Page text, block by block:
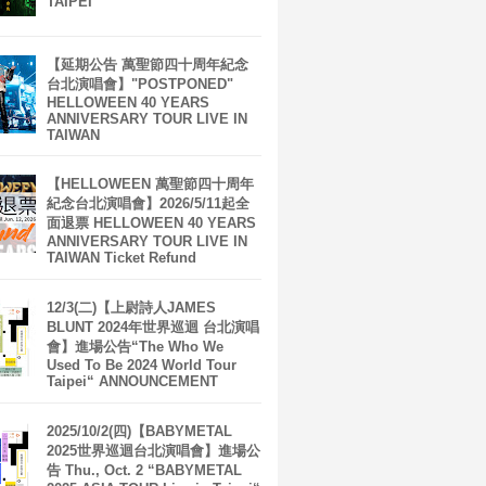
【延期公告 萬聖節四十周年紀念
台北演唱會】"POSTPONED"
HELLOWEEN 40 YEARS
ANNIVERSARY TOUR LIVE IN
TAIWAN
【HELLOWEEN 萬聖節四十周年
紀念台北演唱會】2026/5/11起全
面退票 HELLOWEEN 40 YEARS
ANNIVERSARY TOUR LIVE IN
TAIWAN Ticket Refund
12/3(二)【上尉詩人JAMES
BLUNT 2024年世界巡迴 台北演唱
會】進場公告“The Who We
Used To Be 2024 World Tour
Taipei“ ANNOUNCEMENT
2025/10/2(四)【BABYMETAL
2025世界巡迴台北演唱會】進場公
告 Thu., Oct. 2 “BABYMETAL